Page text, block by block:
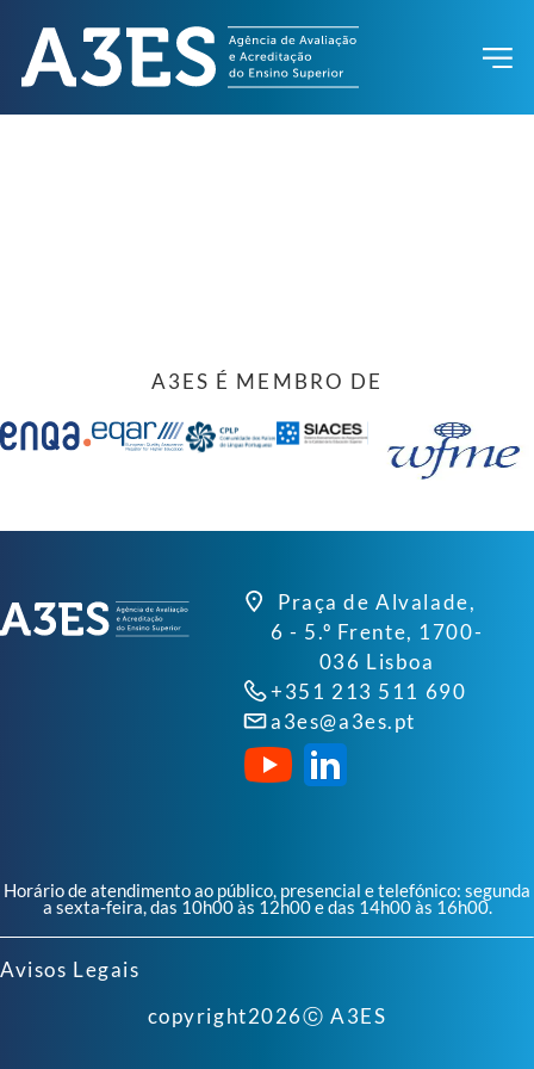
A3ES É MEMBRO DE
Praça de Alvalade,
6 - 5.º Frente, 1700-
036 Lisboa
+351 213 511 690
a3es@a3es.pt
Horário de atendimento ao público, presencial e telefónico: segunda
a sexta-feira, das 10h00 às 12h00 e das 14h00 às 16h00.
Avisos Legais
copyright2026ⓒ A3ES